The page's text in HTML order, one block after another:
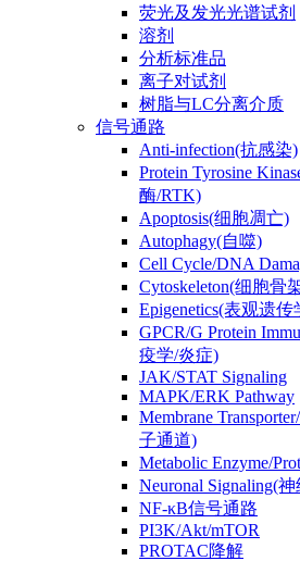
荧光及发光光谱试剂
溶剂
分析标准品
离子对试剂
树脂与LC分离介质
信号通路
Anti-infection(抗感染)
Protein Tyrosine
酶/RTK)
Apoptosis(细胞凋亡)
Autophagy(自噬)
Cell Cycle/DNA
Cytoskeleton(细胞骨
Epigenetics(表观遗传
GPCR/G Protein
疫学/炎症)
JAK/STAT Signaling
MAPK/ERK Pathway
Membrane
子通道)
Metabolic Enzyme/
Neuronal Signaling(
NF-κB信号通路
PI3K/Akt/mTOR
PROTAC降解